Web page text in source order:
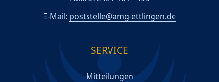
E-Mail: poststelle@amg-ettlingen.de
SERVICE
Mitteilungen